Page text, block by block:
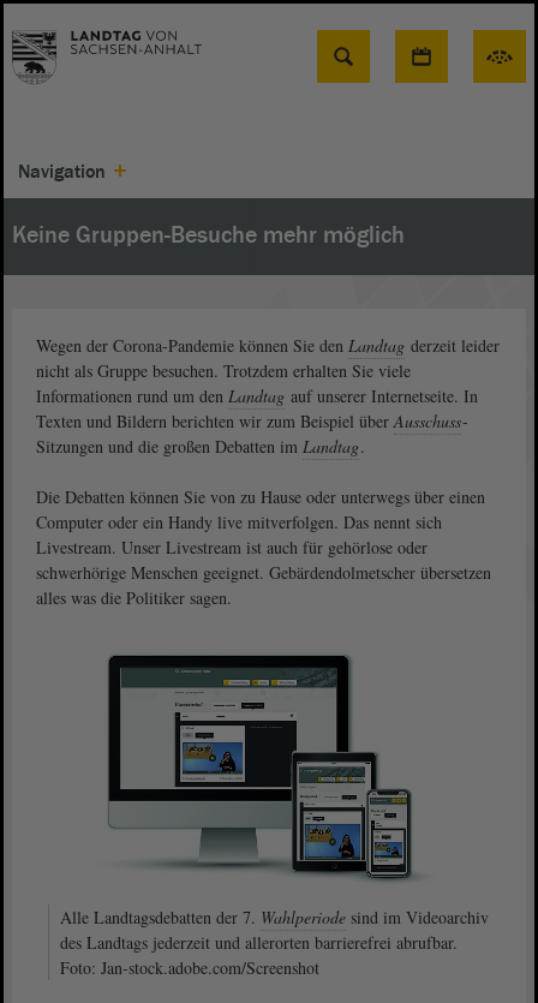
Suche
Navigation
Keine Gruppen-Besuche mehr möglich
Wegen der Corona-Pandemie können Sie den Landtag derzeit leider
nicht als Gruppe besuchen. Trotzdem erhalten Sie viele
Informationen rund um den Landtag auf unserer Internetseite. In
Texten und Bildern berichten wir zum Beispiel überAusschuss-
Sitzungen und die großen Debatten im Landtag.
Die Debatten können Sie von zu Hause oder unterwegs über einen
Computer oder ein Handy live mitverfolgen. Das nennt sich
Livestream. Unser Livestream ist auch für gehörlose oder
schwerhörige Menschen geeignet. Gebärdendolmetscher übersetzen
alles was die Politiker sagen.
Alle Landtagsdebatten der 7. Wahlperiode sind im Videoarchiv
des Landtags jederzeit und allerorten barrierefrei abrufbar.
Foto: Jan-stock.adobe.com/Screenshot